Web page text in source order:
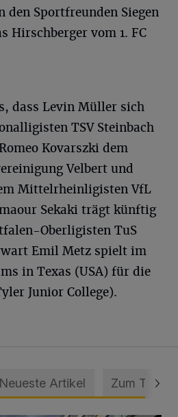
den Sportfreunden Siegen
Hirschberger vom 1. FC
dass Levin Müller sich
TSV Steinbach
Kovarszki dem
Velbert und
Mittelrheinligisten VfL
Sekaki trägt künftig
Oberligisten TuS
Emil Metz spielt im
in Texas (USA) für die
Junior College).
Neueste Artikel Zum Thema